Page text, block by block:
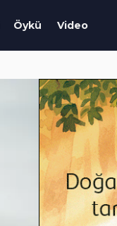
Öykü Video